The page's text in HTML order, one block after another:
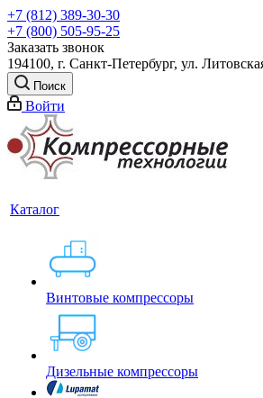
+7 (812) 389-30-30
+7 (800) 505-95-25
Заказать звонок
194100, г. Санкт-Петербург, ул.
Поиск
Войти
Каталог
Винтовые компрессоры
Дизельные компрессоры